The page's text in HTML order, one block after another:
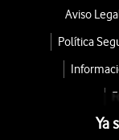
Aviso
Política
Ya